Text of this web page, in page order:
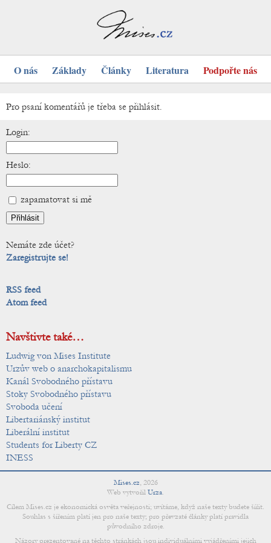
O nás Základy Články Literatura Podpořte nás
Pro psaní komentářů je třeba se přihlásit.
Login:
Heslo:
zapamatovat si mě
Nemáte zde účet?
Zaregistrujte se!
RSS feed
Atom feed
Navštivte také…
Ludwig von Mises Institute
Urzův web o anarchokapitalismu
Kanál Svobodného přístavu
Stoky Svobodného přístavu
Svoboda učení
Libertariánský institut
Liberální institut
Students for Liberty CZ
INESS
Mises.cz, 2026
Web vytvořil Urza.
Cílem Mises.cz je ekonomická osvěta veřejnosti; uvítáme, když naše texty budete šířit.
Souhlas s šířením platí jen pro naše texty; pro převzaté články platí pravidla
původního zdroje.
Názory prezentované na těchto stránkách jsou individuálními vyjádřeními jejich